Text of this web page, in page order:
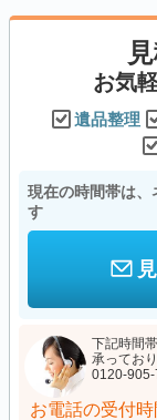
お気
遺品整理
現在の時間帯は、
す
下記時間
承ってお
0120-905-
お電話の受付時